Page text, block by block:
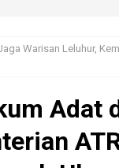
Warisan Leluhur,
Adat